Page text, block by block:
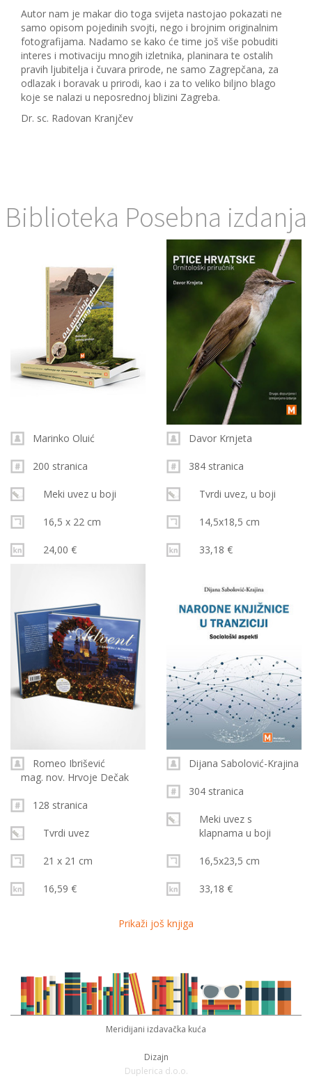
Autor nam je makar dio toga svijeta nastojao pokazati ne
samo opisom pojedinih svojti, nego i brojnim originalnim
fotografijama. Nadamo se kako će time još više pobuditi
interes i motivaciju mnogih izletnika, planinara te ostalih
pravih ljubitelja i čuvara prirode, ne samo Zagrepčana, za
odlazak i boravak u prirodi, kao i za to veliko biljno blago
koje se nalazi u neposrednoj blizini Zagreba.
Dr. sc. Radovan Kranjčev
Biblioteka Posebna izdanja
Marinko Oluić
200 stranica
Meki uvez u boji
16,5 x 22 cm
24,00 €
Davor Krnjeta
384 stranica
Tvrdi uvez, u boji
14,5x18,5 cm
33,18 €
Romeo Ibrišević
mag. nov. Hrvoje Dečak
128 stranica
Tvrdi uvez
21 x 21 cm
16,59 €
Dijana Sabolović-Krajina
304 stranica
Meki uvez s
klapnama u boji
16,5x23,5 cm
33,18 €
Prikaži još knjiga
Meridijani izdavačka kuća
Dizajn
Duplerica d.o.o.